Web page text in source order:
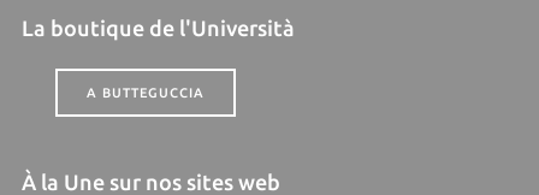
La boutique de l'Università
A BUTTEGUCCIA
À la Une sur nos sites web